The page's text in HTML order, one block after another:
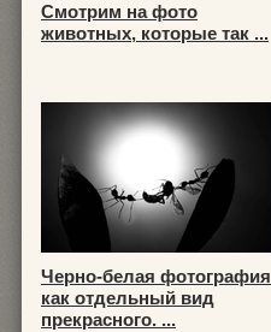
Смотрим на фото
животных, которые так ...
Черно-белая фотография
как отдельный вид
прекрасного. ...